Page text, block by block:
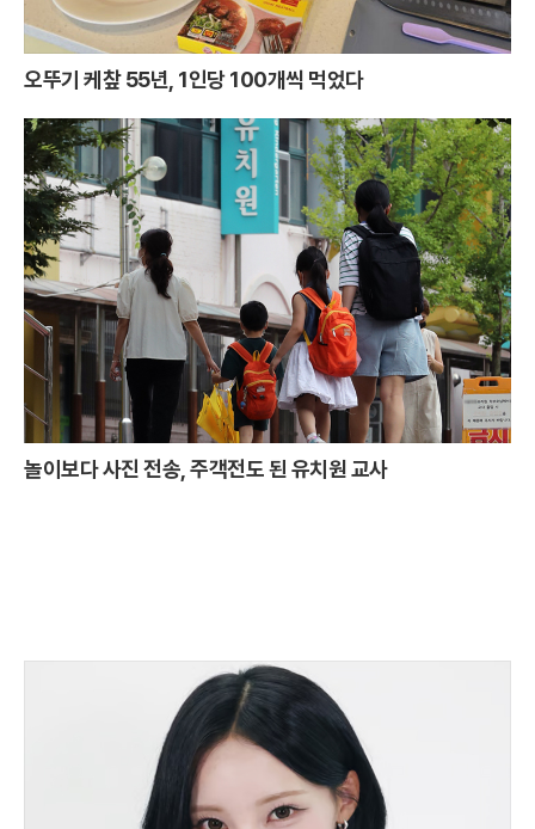
오뚜기 케챂 55년, 1인당 100개씩 먹었다
놀이보다 사진 전송, 주객전도 된 유치원 교사